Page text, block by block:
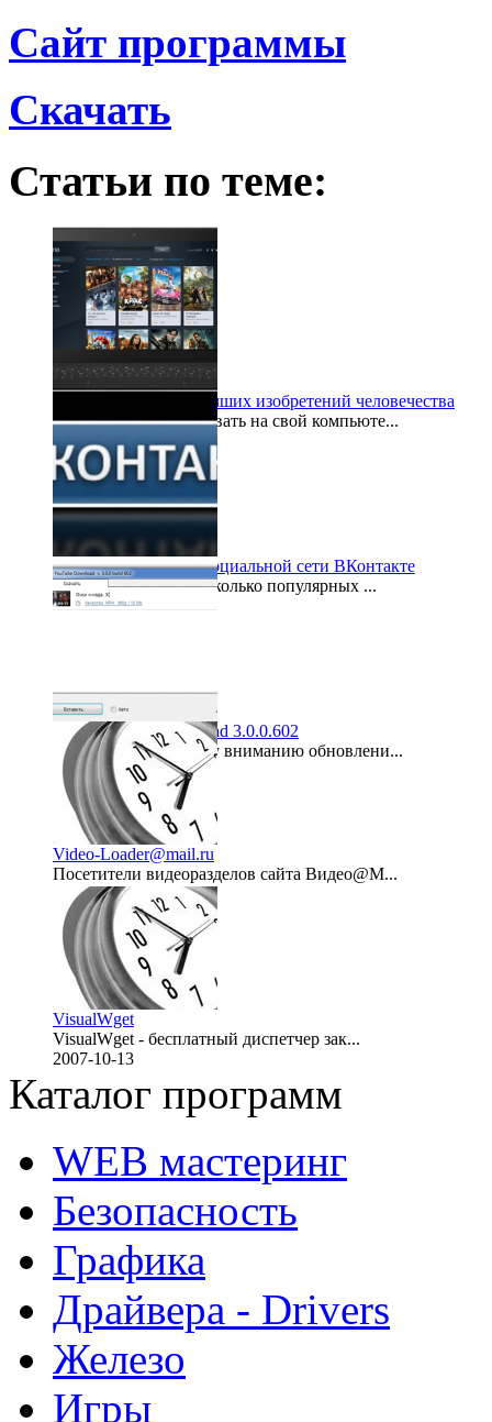
Сайт программы
Скачать
Статьи по теме:
Торрент – одно из лучших изобретений человечества
Все мы любим, скачивать на свой компьюте...
2015-03-24
Полезный софт для социальной сети ВКонтакте
Сегодня есть уже несколько популярных ...
2012-06-20
Free YouTube Download 3.0.0.602
Представляем вашему вниманию обновлени...
2011-06-03
Video-Loader@mail.ru
Посетители видеоразделов сайта Видео@M...
2007-12-23
VisualWget
VisualWget - бесплатный диспетчер зак...
2007-10-13
Каталог программ
WEB мастеринг
Безопасность
Графика
Драйвера - Drivers
Железо
Игры